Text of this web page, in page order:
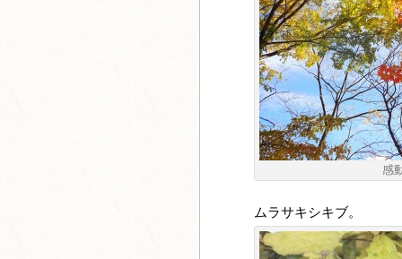
感
ムラサキシキブ。